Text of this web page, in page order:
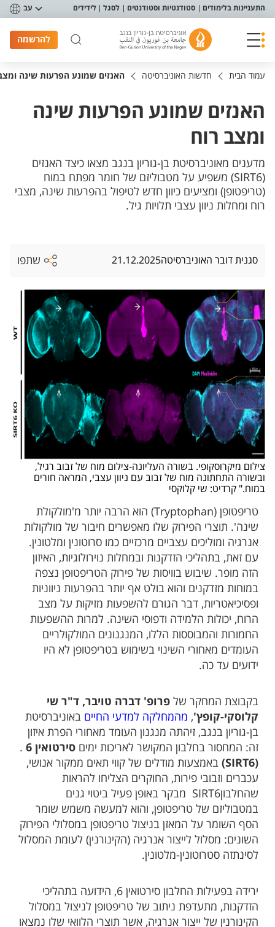
תפריט נגישות
התעניינות בלימודים סטודנטיות וסטודנטים לסגל לידידים עב
להרשמה
עמוד הבית חדשות האוניברסיטה האנזים שמונע הפרעות שינה
האנזים שמונע הפרעות שינה
ומצב רוח
מדענים מאוניברסיטת בן-גוריון בנגב מצאו כיצד האנזים
(SIRT6) משפיע על מטבוליזם של חומר מפתח במוח
(טריפטופן) ומציעים כיוון חדש לטיפול בהפרעות שינה, מצבי
רוח ומחלות ניוון עצבי תלויות גיל.
סגנית דובר האוניברסיטה21.12.2025 שתפו
צילום מיקרוסקופי. בשורה העליונה-צילום מוח של זבוב רגיל,
ובשורה התחתונה מוח של זבוב עם ניוון עצבי, המראה חורים
במוח." קרדיט: שי קלוקסי
טריפטופן (Tryptophan) הוא הרבה יותר מ'מולקולת
שינה'. תוצרי הפירוק שלו מאפשרים חיבור של מולקולות
אנרגיה ומוליכים עצביים מרכזיים כמו סרוטונין ומלטונין.
עם זאת, בתהליכי הזדקנות ובמחלות נוירולוגיות, האיזון
הזה מופר. שיבוש בוויסות של פירוק הטריפטופן נצפה
במוחות מזדקנים והוא בולט אף יותר בהפרעות ניווניות
ופסיכיאטריות, דבר הגורם להשפעות מזיקות על מצב
הרוח, יכולות הלמידה ודפוסי השינה. למרות ההשפעות
החמורות והמבוססות הללו, המנגנונים המולקולריים
העומדים מאחורי השינוי בשימוש בטריפטופן לא היו
ידועים עד כה.
בקבוצת המחקר של פרופ' דברה טויבר, ד"ר שי
קלוסקי-קופץ', מהמחלקה למדעי החיים באוניברסיטת
בן-גוריון בנגב, זיהתה מנגנון העומד מאחורי הפרת איזון
זה: המחסור בחלבון המקושר לאריכות ימיםסירטואין 6 .
(SIRT6)
באמצעות מודלים של קווי תאים ממקור אנושי,
עכברים וזבובי פירות, החוקרים הצליחו להראות
שהחלבוןSIRT6 מבקר באופן פעיל ביטוי גנים
במטבוליזם של טריפטופן, והוא למעשה משמש שומר
הסף השומר על המאזן בניצול טריפטופן במסלולי הפירוק
השונים: מסלול לייצור אנרגיה (הקינורנין) לעומת המסלול
לסינתזה סטרוטונין-מלטונין.
ירידה בפעילות החלבון סירטואין 6, הידועה בתהליכי
הזדקנות, מתעדפת ניתוב של טריפטופן לניצול במסלול
הקינורנין של ייצור אנרגיה, אשר תוצרי הלוואי שלו נמצאו